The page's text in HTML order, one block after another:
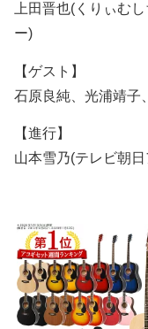
上田晋也(くりぃむ
ー)
【ゲスト】
石原良純、光浦靖子
【進行】
山本雪乃(テレビ朝